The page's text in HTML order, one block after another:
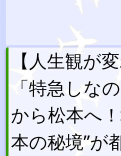
【人生観が
「特急しな
から松本へ
本の秘境”が